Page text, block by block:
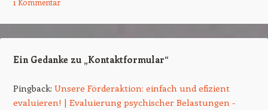
1 Kommentar
Ein Gedanke zu „Kontaktformular“
Pingback: Unsere Förderaktion: einfach und efizient
evaluieren! | Evaluierung psychischer Belastungen -